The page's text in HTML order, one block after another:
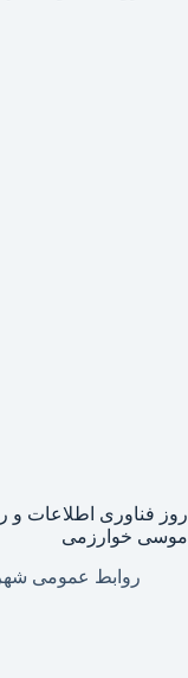
روز فناوری اطلاعات
موسی خوارزمی
روابط عمومی